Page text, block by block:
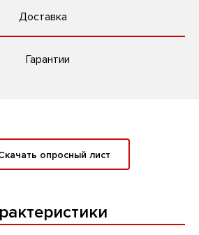
Доставка
Гарантии
опросный лист